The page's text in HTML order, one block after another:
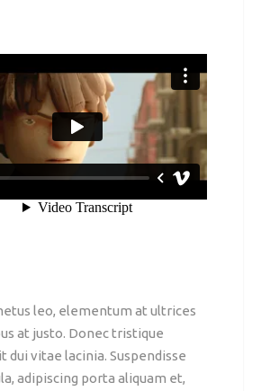
leo, elementum at ultrices
at justo. Donec tristique
dui vitae lacinia. Suspendisse
adipiscing porta aliquam et,